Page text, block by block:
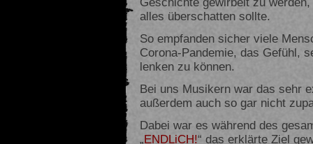
alles überschatten sollte.
So empfanden sicher viele
Corona-Pandemie, das Gefühl,
lenken zu können.
Bei uns Musikern war das sehr
außerdem auch so gar nicht
Dabei war es während des
„ENDLiCH!“ das erklärte Ziel